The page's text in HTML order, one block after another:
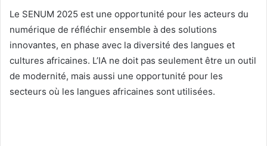
Le SENUM 2025 est une opportunité pour les acteurs du
numérique de réfléchir ensemble à des solutions
innovantes, en phase avec la diversité des langues et
cultures africaines. L’IA ne doit pas seulement être un outil
de modernité, mais aussi une opportunité pour les
secteurs où les langues africaines sont utilisées.